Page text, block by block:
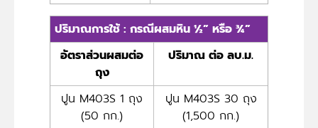
ปริมาณการใช้ : กรณีผสมหิน ½” หรือ ¾”
อัตราส่วนผสมต่อ
ถุง
ปริมาณ ต่อ ลบ.ม.
ปูน M403S 1 ถุง
(50 กก.)
ปูน M403S 30 ถุง
(1,500 กก.)